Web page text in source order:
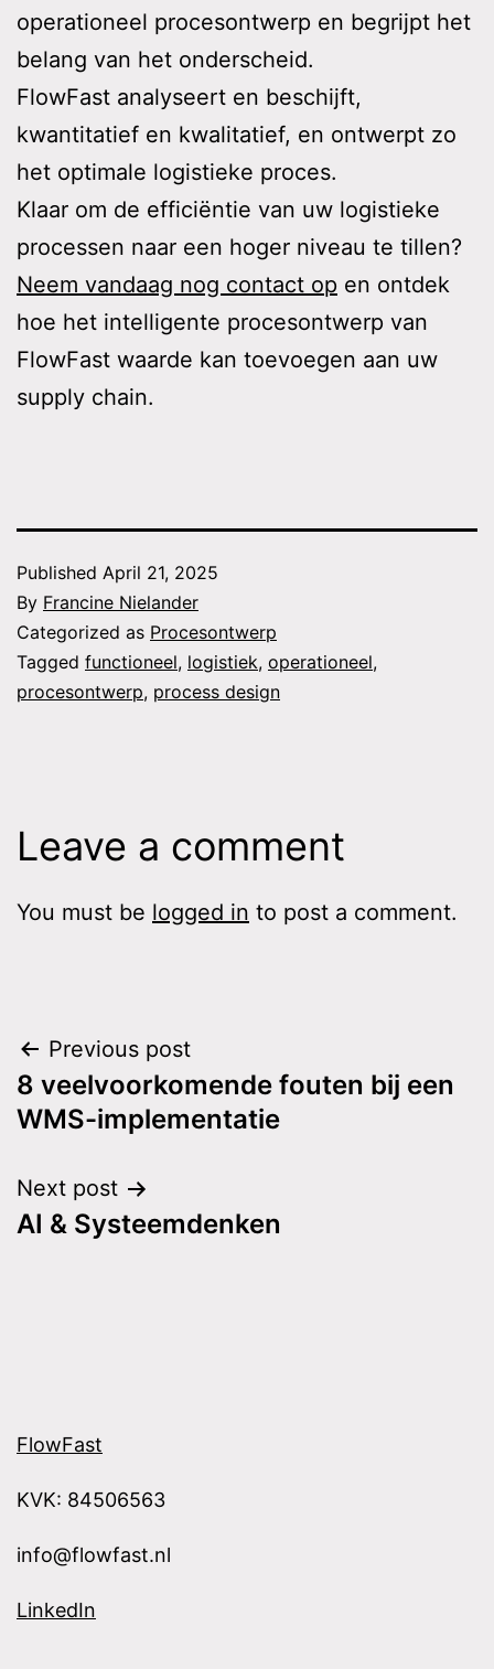
operationeel procesontwerp en begrijpt het
belang van het onderscheid.
FlowFast analyseert en beschijft,
kwantitatief en kwalitatief, en ontwerpt zo
het optimale logistieke proces.
Klaar om de efficiëntie van uw logistieke
processen naar een hoger niveau te tillen?
Neem vandaag nog contact op en ontdek
hoe het intelligente procesontwerp van
FlowFast waarde kan toevoegen aan uw
supply chain.
Published April 21, 2025
By Francine Nielander
Categorized as Procesontwerp
Tagged functioneel, logistiek, operationeel,
procesontwerp, process design
Leave a comment
You must be logged in to post a comment.
Post
navigation
Previous post
8 veelvoorkomende fouten bij een
WMS-implementatie
Next post
AI & Systeemdenken
FlowFast
KVK: 84506563
info@flowfast.nl
LinkedIn